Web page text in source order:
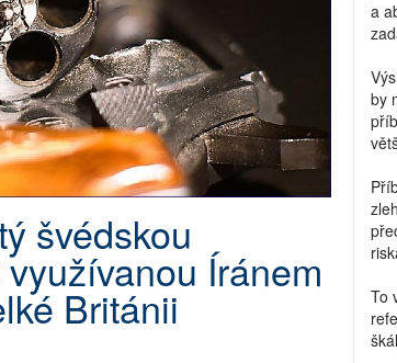
švédskou
Íránem
Británii
a
by
To